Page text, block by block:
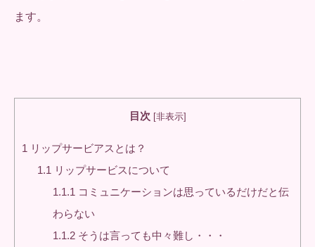
ます。
目次 [非表示]
1 リップサービアスとは？
1.1 リップサービスについて
1.1.1 コミュニケーションは思っているだけだと伝
わらない
1.1.2 そうは言っても中々難し・・・